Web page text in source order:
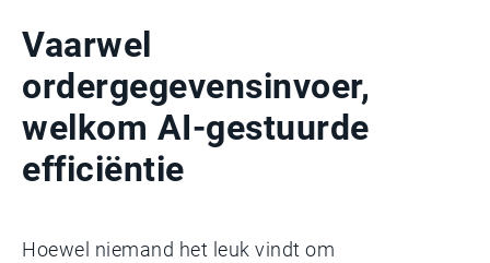
Vaarwel
ordergegevensinvoer,
welkom AI-gestuurde
efficiëntie
Hoewel niemand het leuk vindt om